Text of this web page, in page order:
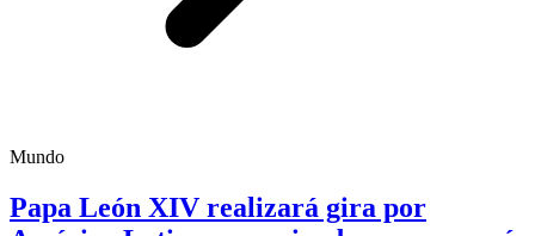
Mundo
Papa León XIV realizará gira por